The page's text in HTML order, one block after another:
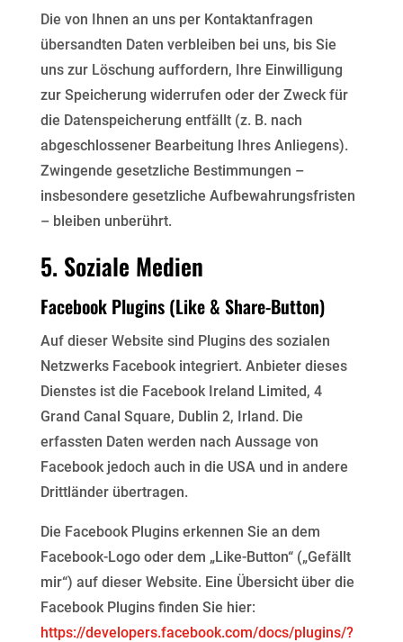
Die von Ihnen an uns per Kontaktanfragen
übersandten Daten verbleiben bei uns, bis Sie
uns zur Löschung auffordern, Ihre Einwilligung
zur Speicherung widerrufen oder der Zweck für
die Datenspeicherung entfällt (z. B. nach
abgeschlossener Bearbeitung Ihres Anliegens).
Zwingende gesetzliche Bestimmungen –
insbesondere gesetzliche Aufbewahrungsfristen
– bleiben unberührt.
5. Soziale Medien
Facebook Plugins (Like & Share-Button)
Auf dieser Website sind Plugins des sozialen
Netzwerks Facebook integriert. Anbieter dieses
Dienstes ist die Facebook Ireland Limited, 4
Grand Canal Square, Dublin 2, Irland. Die
erfassten Daten werden nach Aussage von
Facebook jedoch auch in die USA und in andere
Drittländer übertragen.
Die Facebook Plugins erkennen Sie an dem
Facebook-Logo oder dem „Like-Button“ („Gefällt
mir“) auf dieser Website. Eine Übersicht über die
Facebook Plugins finden Sie hier:
https://developers.facebook.com/docs/plugins/?